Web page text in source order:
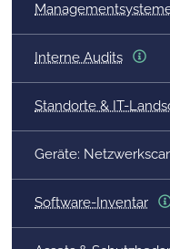
Interne Audits
Standorte & IT-
Geräte:
Software-Inventar